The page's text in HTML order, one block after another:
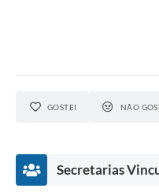
GOSTEI NÃO
Secretarias